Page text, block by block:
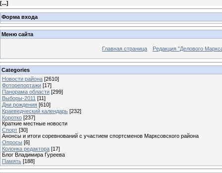
[...]
Форма входа
Меню сайта
Главная страница Редакция "Делового
Categories
Новости района [2610]
Фоторепортажи [17]
Панорама области [299]
Выборы-2011 [11]
Дни рождения [610]
Краеведческий календарь [232]
Коротко [237]
Краткие местные новости
Спорт [30]
Анонсы и итоги соревнований с участием спортсменов Марксовского района
Опросы [6]
Колонка редактора [17]
Блог Владимира Гуреева
Память [188]